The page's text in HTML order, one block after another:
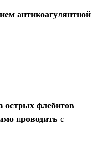
антикоагулянтной
острых флебитов
проводить с